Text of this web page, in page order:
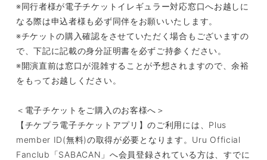
※同行者様が電子チケットイレギュラー対応窓口へお越しに
なる際は申込者様も必ず同伴をお願いいたします。
※チケットの購入確認をさせていただく場合もございますの
で、下記に記載の身分証明書を必ずご持参ください。
※開演直前は窓口が混雑することが予想されますので、余裕
をもってお越しください。
＜電子チケットをご購入のお客様へ＞
【チケプラ電子チケットアプリ】のご利用には、Plus
member ID(無料)の取得が必要となります。Uru Official
Fanclub「SABACAN」へ会員登録されている方は、すでに